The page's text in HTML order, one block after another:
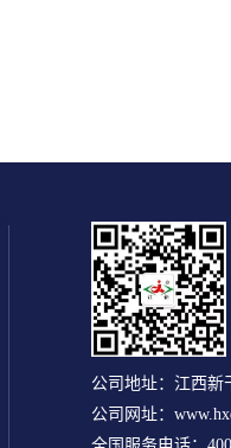
公司地址：江西新
公司网址：